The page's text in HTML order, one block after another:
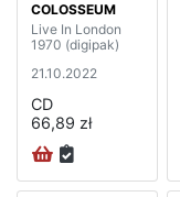
COLOSSEUM
Live In London
1970 (digipak)
21.10.2022
CD
66,89 zł